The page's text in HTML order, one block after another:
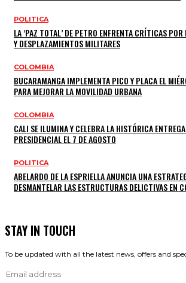
POLITICA
LA ‘PAZ TOTAL’ DE PETRO ENFRENTA CRÍTICAS
Y DESPLAZAMIENTOS MILITARES
COLOMBIA
BUCARAMANGA IMPLEMENTA PICO Y PLACA EL
PARA MEJORAR LA MOVILIDAD URBANA
COLOMBIA
CALI SE ILUMINA Y CELEBRA LA HISTÓRICA
PRESIDENCIAL EL 7 DE AGOSTO
POLITICA
ABELARDO DE LA ESPRIELLA ANUNCIA UNA
DESMANTELAR LAS ESTRUCTURAS DELICTIVAS EN
STAY IN TOUCH
To be updated with all the latest news, offers and